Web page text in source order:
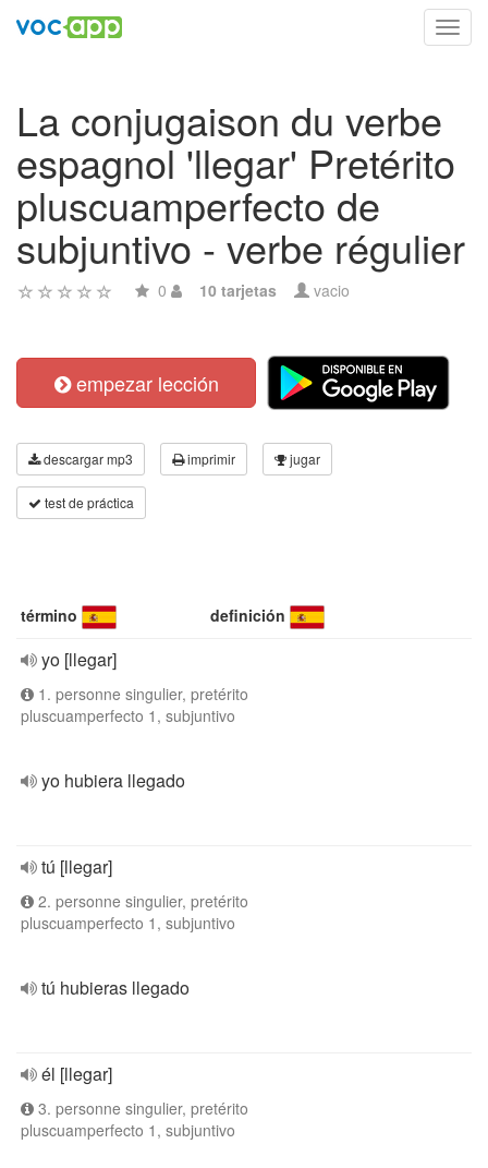
La conjugaison du verbe
espagnol 'llegar' Pretérito
pluscuamperfecto de
subjuntivo - verbe régulier
0 10 tarjetas vacio
empezar lección
descargar mp3 imprimir jugar
test de práctica
término definición
yo [llegar]
1. personne singulier, pretérito
pluscuamperfecto 1, subjuntivo
yo hubiera llegado
tú [llegar]
2. personne singulier, pretérito
pluscuamperfecto 1, subjuntivo
tú hubieras llegado
él [llegar]
3. personne singulier, pretérito
pluscuamperfecto 1, subjuntivo